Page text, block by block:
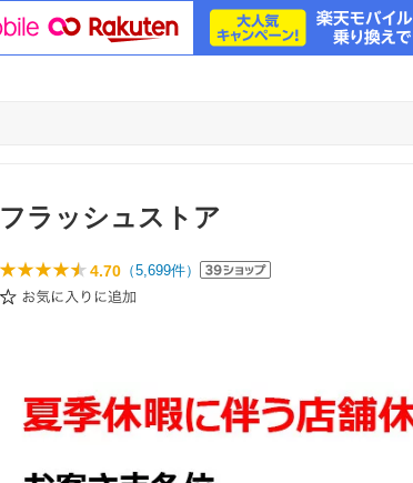
フラッシュストア
4.70 （5,699件）